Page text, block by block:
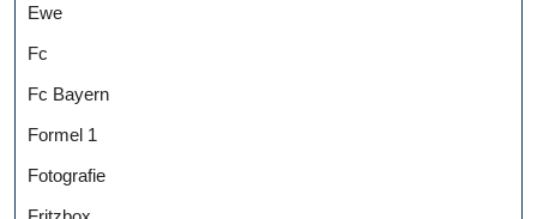
Ewe
Fc
Fc Bayern
Formel 1
Fotografie